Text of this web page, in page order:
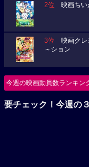
3位 映画クレ
今週の映画動員数ランキング
要チェック！今週の